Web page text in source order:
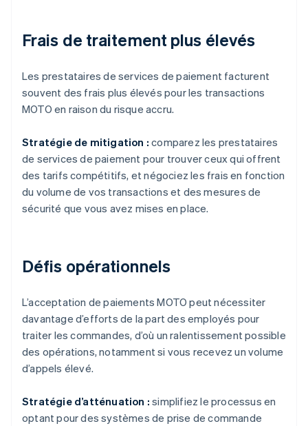
Frais de traitement plus élevés
Les prestataires de services de paiement facturent
souvent des frais plus élevés pour les transactions
MOTO en raison du risque accru.
Stratégie de mitigation : comparez les prestataires
de services de paiement pour trouver ceux qui offrent
des tarifs compétitifs, et négociez les frais en fonction
du volume de vos transactions et des mesures de
sécurité que vous avez mises en place.
Défis opérationnels
L’acceptation de paiements MOTO peut nécessiter
davantage d’efforts de la part des employés pour
traiter les commandes, d’où un ralentissement possible
des opérations, notamment si vous recevez un volume
d’appels élevé.
Stratégie d’atténuation : simplifiez le processus en
optant pour des systèmes de prise de commande